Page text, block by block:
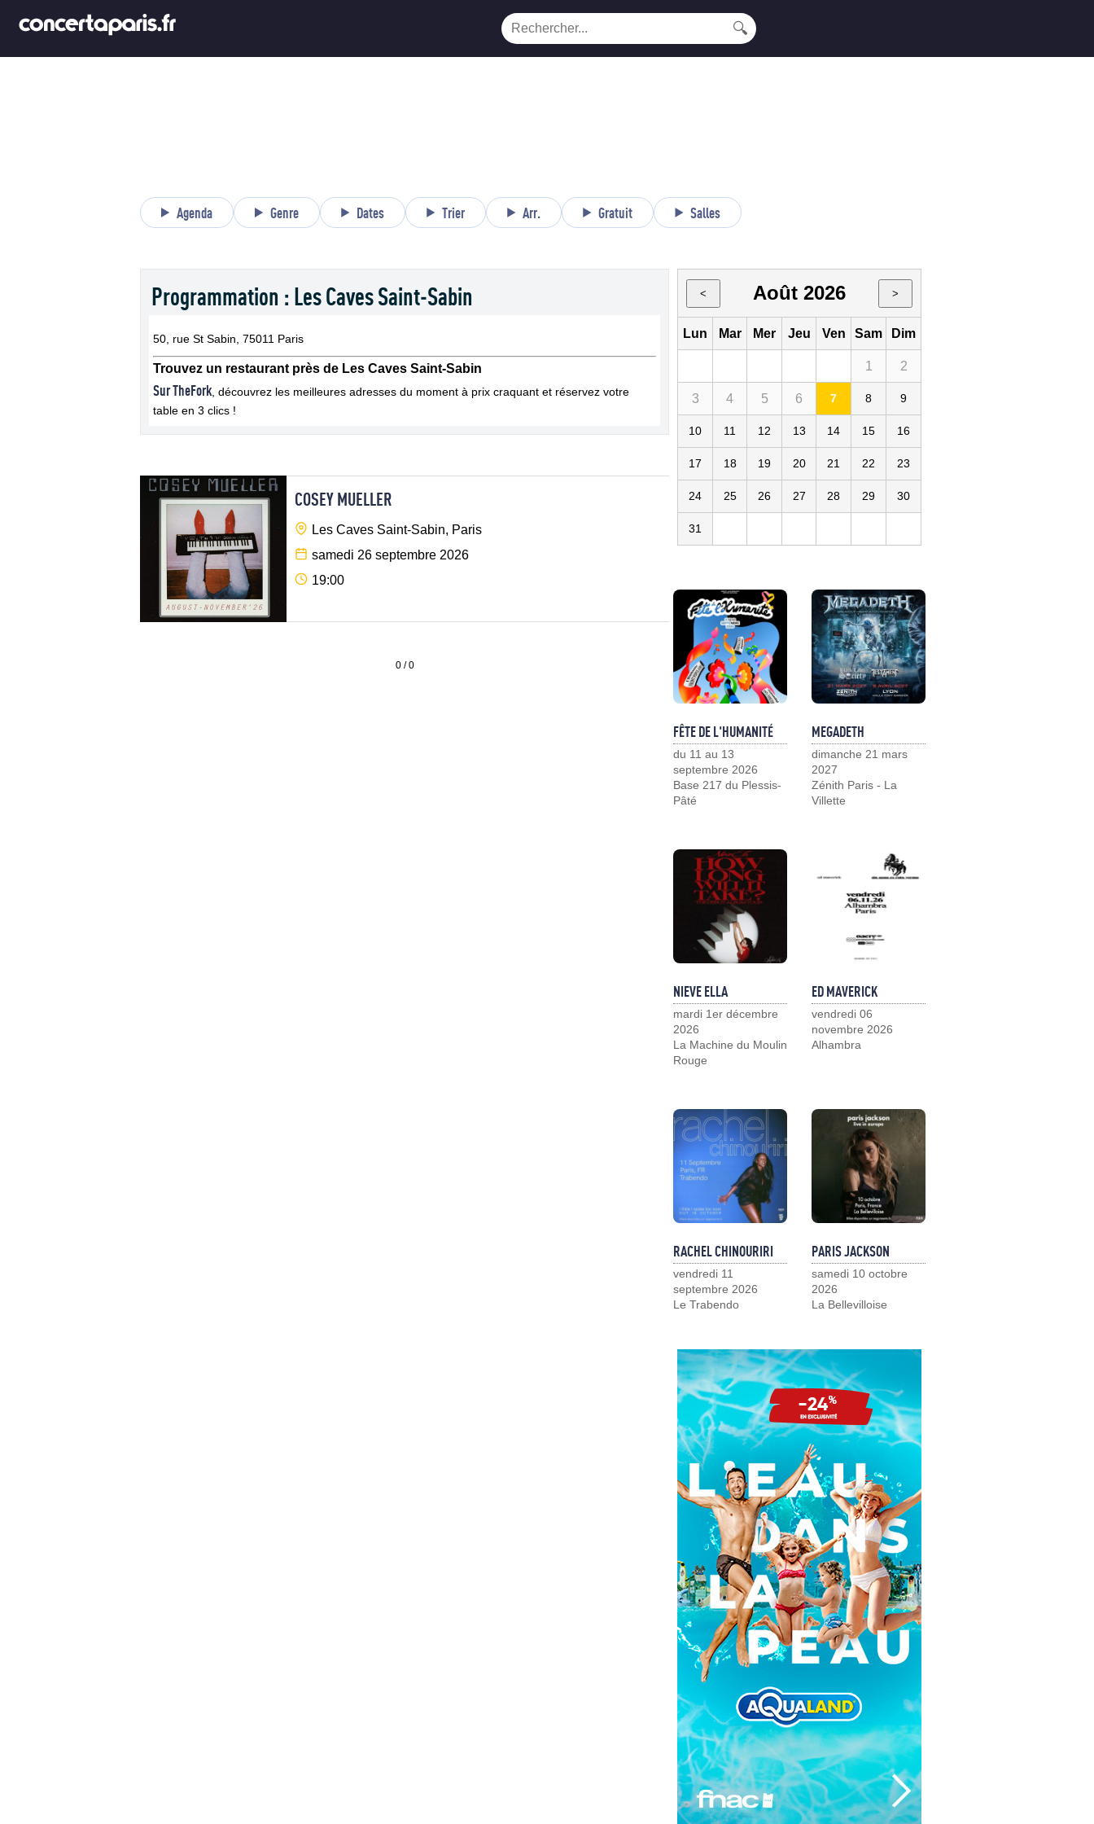
🔍
Agenda Genre Dates Trier Arr. Gratuit Salles
Programmation : Les Caves Saint-Sabin
50, rue St Sabin, 75011 Paris
Trouvez un restaurant près de Les Caves Saint-Sabin
Sur TheFork , découvrez les meilleures adresses du moment à prix craquant et réservez votre
table en 3 clics !
COSEY MUELLER
Les Caves Saint-Sabin, Paris
samedi 26 septembre 2026
19:00
0 / 0
< Août 2026 >
Lun Mar Mer Jeu Ven Sam Dim
1 2
3 4 5 6 7 8 9
10 11 12 13 14 15 16
17 18 19 20 21 22 23
24 25 26 27 28 29 30
31
FÊTE DE L'HUMANITÉ
du 11 au 13
septembre 2026
Base 217 du Plessis-
Pâté
MEGADETH
dimanche 21 mars
2027
Zénith Paris - La
Villette
NIEVE ELLA
mardi 1er décembre
2026
La Machine du Moulin
Rouge
ED MAVERICK
vendredi 06
novembre 2026
Alhambra
RACHEL CHINOURIRI
vendredi 11
septembre 2026
Le Trabendo
PARIS JACKSON
samedi 10 octobre
2026
La Bellevilloise